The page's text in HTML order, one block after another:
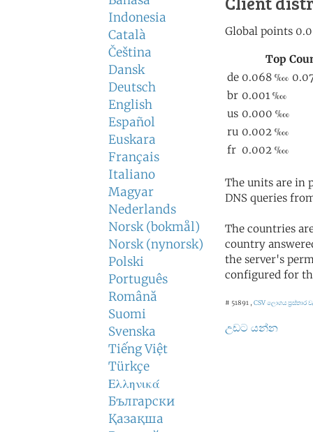
Indonesia
Català
Čeština
Dansk
Deutsch
English
Español
Euskara
Français
Italiano
Magyar
Nederlands
Norsk (bokmål)
Norsk (nynorsk)
Polski
Português
Română
Suomi
Svenska
Tiếng Việt
Türkçe
Ελληνικά
Български
Қазақша
The units are in
DNS queries
The countries
country
the server's
configured for
# 51891 , CSV ලොගය
උඩට යන්න